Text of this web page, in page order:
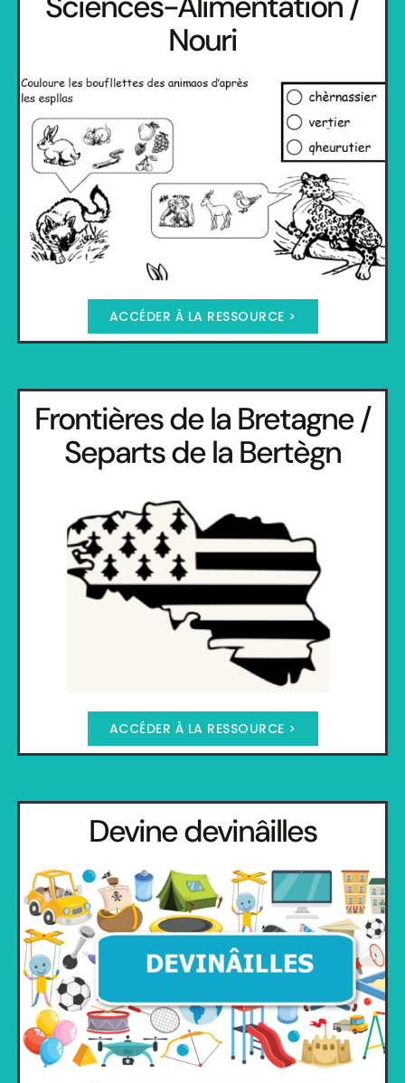
Nouri
ACCÉDER À LA RESSOURCE >
Frontières de la Bretagne /
Separts de la Bertègn
ACCÉDER À LA RESSOURCE >
Devine devinâilles